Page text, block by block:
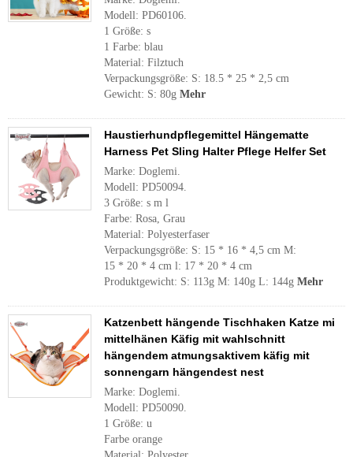
Modell: PD60106.
1 Größe: s
1 Farbe: blau
Material: Filztuch
Verpackungsgröße: S: 18.5 * 25 * 2,5 cm
Gewicht: S: 80g Mehr
Haustierhundpflegemittel Hängematte
Harness Pet Sling Halter Pflege Helfer Set
Marke: Doglemi.
Modell: PD50094.
3 Größe: s m l
Farbe: Rosa, Grau
Material: Polyesterfaser
Verpackungsgröße: S: 15 * 16 * 4,5 cm M:
15 * 20 * 4 cm l: 17 * 20 * 4 cm
Produktgewicht: S: 113g M: 140g L: 144g Mehr
Katzenbett hängende Tischhaken Katze mi
mittelhänen Käfig mit wahlschnitt
hängendem atmungsaktivem käfig mit
sonnengarn hängendest nest
Marke: Doglemi.
Modell: PD50090.
1 Größe: u
Farbe orange